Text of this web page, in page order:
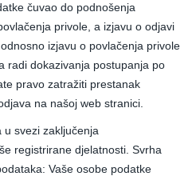
čuvao do podnošenja
privole, a izjavu o odjavi
izjavu o povlačenja privole
radi dokazivanja postupanja po
pravo zatražiti prestanak
na našoj web stranici.
svezi zaključenja
registrirane djelatnosti. Svrha
Vaše osobe podatke